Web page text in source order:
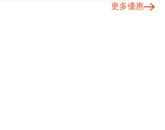
更多優惠